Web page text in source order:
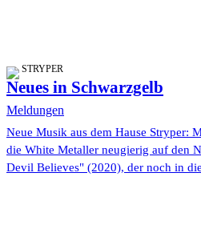
STRYPER
Neues in Schwarzgelb
Meldungen
Neue Musik aus dem Hause Stryper:
die White Metaller neugierig auf den
Devil Believes" (2020), der noch in